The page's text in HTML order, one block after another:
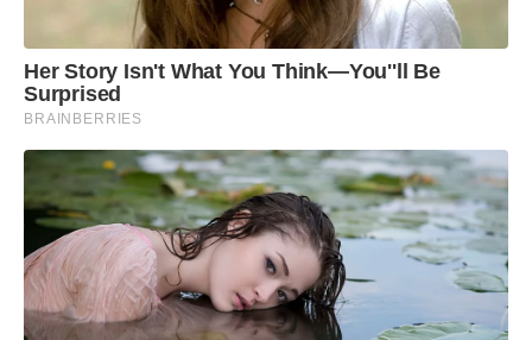
Her Story Isn't What You Think—You''ll Be
Surprised
BRAINBERRIES